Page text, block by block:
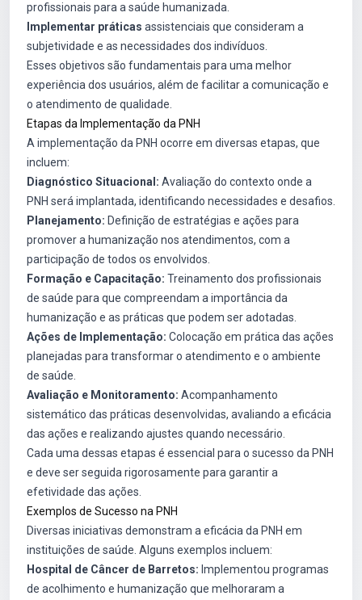
profissionais para a saúde humanizada.
Implementar práticas assistenciais que consideram a
subjetividade e as necessidades dos indivíduos.
Esses objetivos são fundamentais para uma melhor
experiência dos usuários, além de facilitar a comunicação e
o atendimento de qualidade.
Etapas da Implementação da PNH
A implementação da PNH ocorre em diversas etapas, que
incluem:
Diagnóstico Situacional: Avaliação do contexto onde a
PNH será implantada, identificando necessidades e desafios.
Planejamento: Definição de estratégias e ações para
promover a humanização nos atendimentos, com a
participação de todos os envolvidos.
Formação e Capacitação: Treinamento dos profissionais
de saúde para que compreendam a importância da
humanização e as práticas que podem ser adotadas.
Ações de Implementação: Colocação em prática das ações
planejadas para transformar o atendimento e o ambiente
de saúde.
Avaliação e Monitoramento: Acompanhamento
sistemático das práticas desenvolvidas, avaliando a eficácia
das ações e realizando ajustes quando necessário.
Cada uma dessas etapas é essencial para o sucesso da PNH
e deve ser seguida rigorosamente para garantir a
efetividade das ações.
Exemplos de Sucesso na PNH
Diversas iniciativas demonstram a eficácia da PNH em
instituições de saúde. Alguns exemplos incluem:
Hospital de Câncer de Barretos: Implementou programas
de acolhimento e humanização que melhoraram a